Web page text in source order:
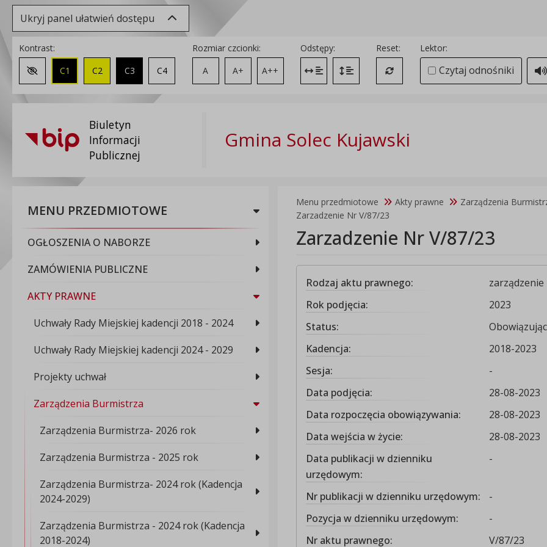
Ukryj panel ułatwień dostępu
Kontrast:
Zmień kontrast na domyślny
C1 C2 C3 C4
Rozmiar czcionki:
A
A+ A++
Odstępy:
Zmień odstęp między literami
Zmień interlinię i margines między paragrafami
Reset:
Przywróć ustawienia domyślne
Lektor:
Czytaj odnośniki
Biuletyn
Informacji
Publicznej
Gmina Solec Kujawski
MENU PRZEDMIOTOWE
OGŁOSZENIA O NABORZE
ZAMÓWIENIA PUBLICZNE
AKTY PRAWNE
Uchwały Rady Miejskiej kadencji 2018 - 2024
Uchwały Rady Miejskiej kadencji 2024 - 2029
Projekty uchwał
Zarządzenia Burmistrza
Zarządzenia Burmistrza- 2026 rok
Zarządzenia Burmistrza - 2025 rok
Zarządzenia Burmistrza- 2024 rok (Kadencja
2024-2029)
Zarządzenia Burmistrza - 2024 rok (Kadencja
2018-2024)
Menu przedmiotowe Akty prawne
Zarządzenia
Zarzadzenie Nr V/87/23
Zarzadzenie Nr V/87/23
Rodzaj aktu prawnego:
zarządzenie
Rok podjęcia:
2023
Status:
Kadencja:
2018-2023
Sesja:
-
Data podjęcia:
28-08-2023
Data rozpoczęcia obowiązywania:
28-08-2023
Data wejścia w życie:
28-08-2023
Data publikacji w dzienniku
urzędowym:
-
Nr publikacji w dzienniku urzędowym:
-
Pozycja w dzienniku urzędowym:
-
Nr aktu prawnego:
V/87/23